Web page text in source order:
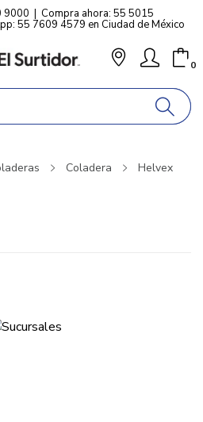
9000 | Compra ahora: 55 5015
55 7609 4579 en Ciudad de México
0
Coladera
Helvex